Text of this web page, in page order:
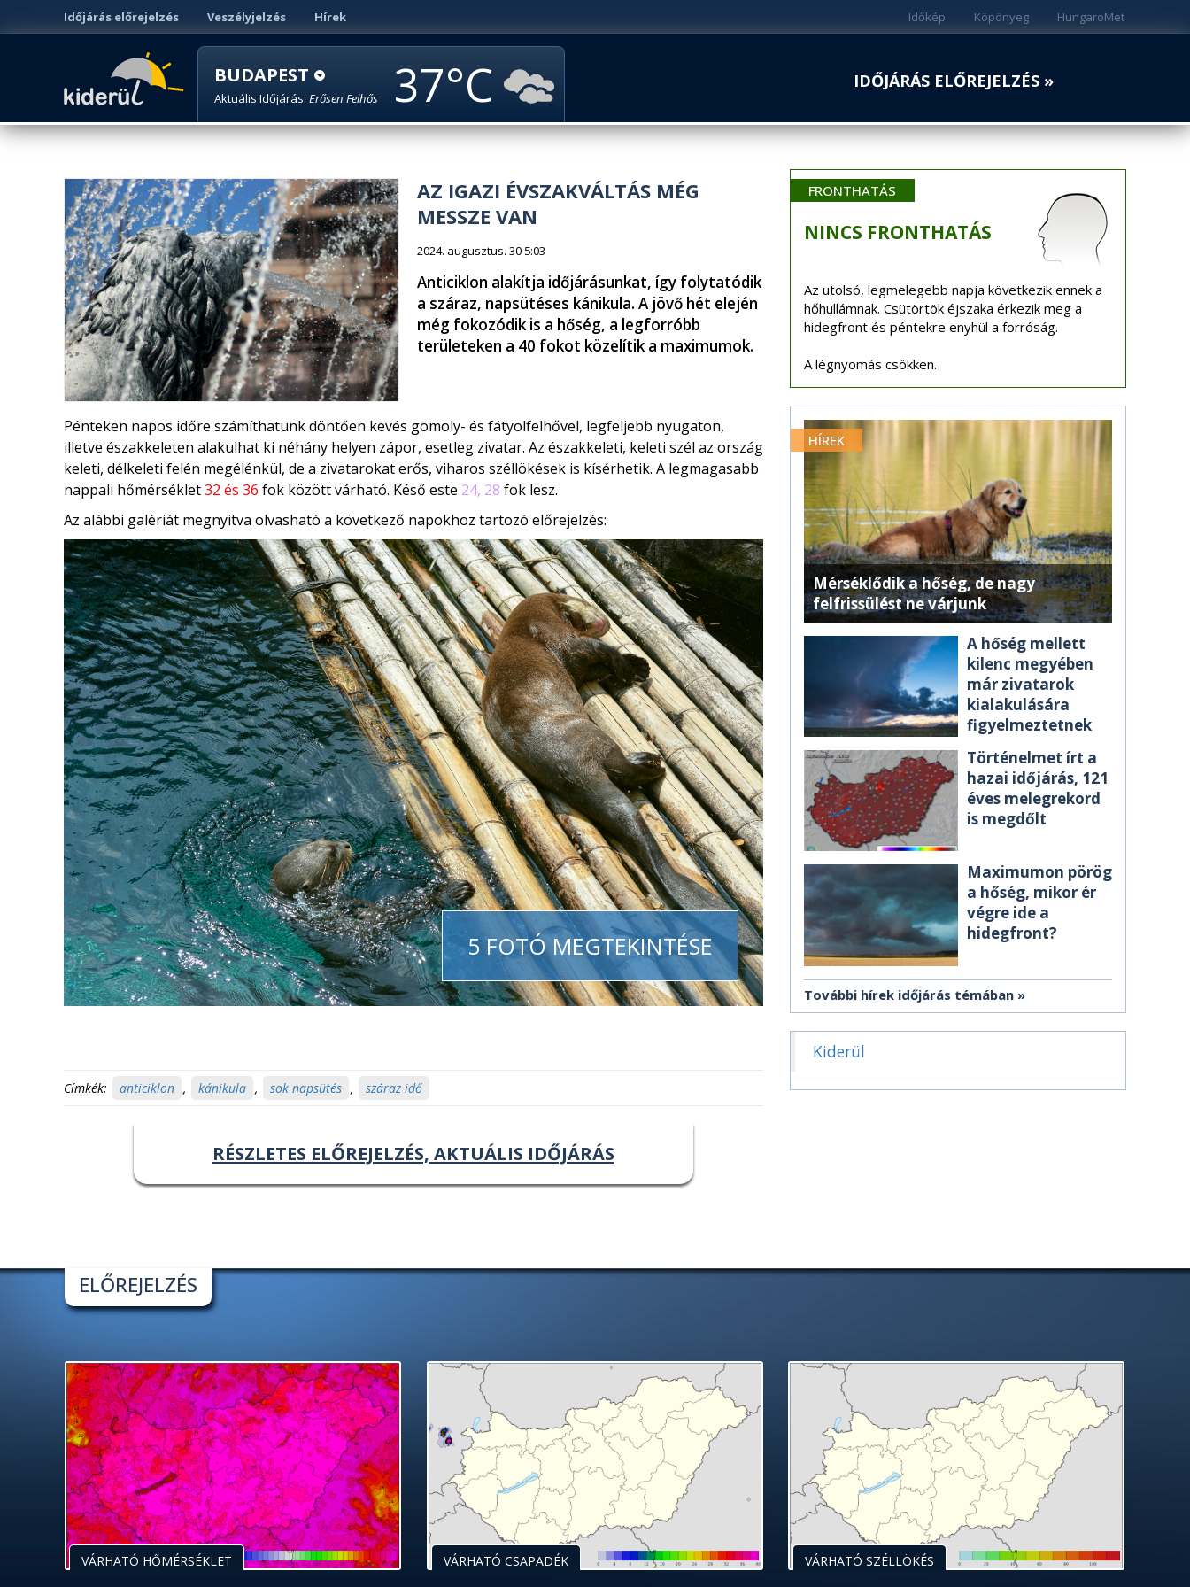
Időjárás előrejelzés Veszélyjelzés Hírek HungaroMet
Köpönyeg
Időkép
BUDAPEST
Aktuális Időjárás: Erősen Felhős 37 IDŐJÁRÁS ELŐREJELZÉS »
AZ IGAZI ÉVSZAKVÁLTÁS MÉG
MESSZE VAN
2024. augusztus. 30 5:03
Anticiklon alakítja időjárásunkat, így folytatódik
a száraz, napsütéses kánikula. A jövő hét elején
még fokozódik is a hőség, a legforróbb
területeken a 40 fokot közelítik a maximumok.
Pénteken napos időre számíthatunk döntően kevés gomoly- és fátyolfelhővel, legfeljebb nyugaton,
illetve északkeleten alakulhat ki néhány helyen zápor, esetleg zivatar. Az északkeleti, keleti szél az ország
keleti, délkeleti felén megélénkül, de a zivatarokat erős, viharos széllökések is kísérhetik. A legmagasabb
nappali hőmérséklet32 és 36 fok között várható. Késő este 24, 28 fok lesz.
Az alábbi galériát megnyitva olvasható a következő napokhoz tartozó előrejelzés:
5 FOTÓ MEGTEKINTÉSE
Címkék: anticiklon , kánikula , sok napsütés , száraz idő
RÉSZLETES ELŐREJELZÉS, AKTUÁLIS IDŐJÁRÁS
FRONTHATÁS
NINCS FRONTHATÁS
Az utolsó, legmelegebb napja következik ennek a
hőhullámnak. Csütörtök éjszaka érkezik meg a
hidegfront és péntekre enyhül a forróság.
A légnyomás csökken.
HÍREK
Mérséklődik a hőség, de nagy
felfrissülést ne várjunk
A hőség mellett
kilenc megyében
már zivatarok
kialakulására
figyelmeztetnek
Történelmet írt a
hazai időjárás, 121
éves melegrekord
is megdőlt
Maximumon pörög
a hőség, mikor ér
végre ide a
hidegfront?
További hírek időjárás témában
Kiderül
ELŐREJELZÉS
VÁRHATÓ HŐMÉRSÉKLET VÁRHATÓ CSAPADÉK VÁRHATÓ SZÉLLÖKÉS